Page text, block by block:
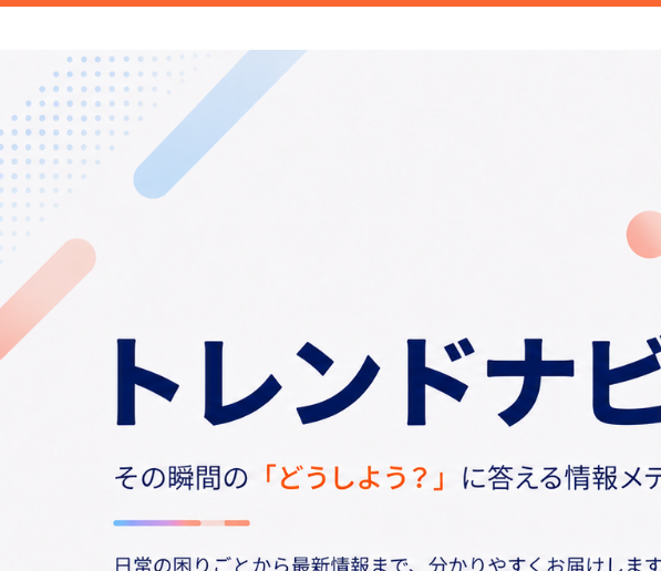
トレンドナビ｜旬の情報や話
新商品や面白い話題など旬のトレンドをご紹介しています。
信します。